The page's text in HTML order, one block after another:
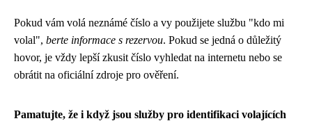
Pokud vám volá neznámé číslo a vy použijete službu "kdo mi
volal", berte informace s rezervou. Pokud se jedná o důležitý
hovor, je vždy lepší zkusit číslo vyhledat na internetu nebo se
obrátit na oficiální zdroje pro ověření.
Pamatujte, že i když jsou služby pro identifikaci volajících